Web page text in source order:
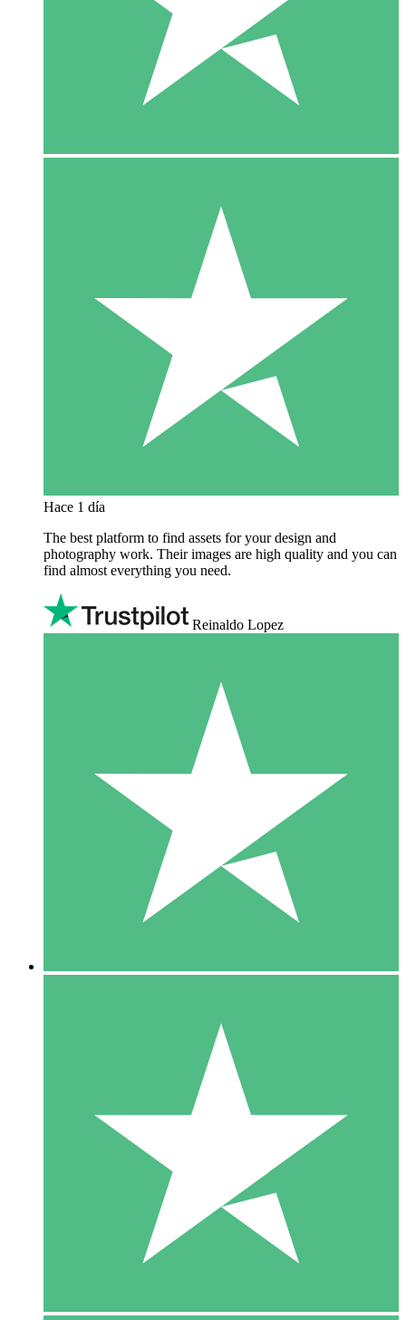
Hace 1 día
The best platform to find assets for your design and
photography work. Their images are high quality and you can
find almost everything you need.
Reinaldo Lopez